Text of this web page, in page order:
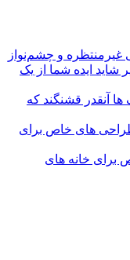
غیرمنتظره و چشم‌نواز
شاید ایده شما از یک
ها آنقدر قشنگند که
های خاص برای
برای خانه های